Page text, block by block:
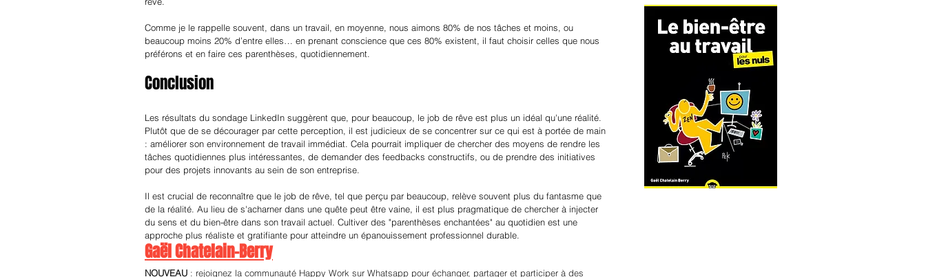
Comme je le rappelle souvent, dans un travail, en moyenne, nous aimons 80% de nos tâches et moins, ou
beaucoup moins 20% d’entre elles… en prenant conscience que ces 80% existent, il faut choisir celles que nous
préférons et en faire ces parenthèses, quotidiennement.
Conclusion
Les résultats du sondage LinkedIn suggèrent que, pour beaucoup, le job de rêve est plus un idéal qu'une réalité.
Plutôt que de se décourager par cette perception, il est judicieux de se concentrer sur ce qui est à portée de main
: améliorer son environnement de travail immédiat. Cela pourrait impliquer de chercher des moyens de rendre les
tâches quotidiennes plus intéressantes, de demander des feedbacks constructifs, ou de prendre des initiatives
pour des projets innovants au sein de son entreprise.
Il est crucial de reconnaître que le job de rêve, tel que perçu par beaucoup, relève souvent plus du fantasme que
de la réalité. Au lieu de s'acharner dans une quête peut être vaine, il est plus pragmatique de chercher à injecter
du sens et du bien-être dans son travail actuel. Cultiver des "parenthèses enchantées" au quotidien est une
approche plus réaliste et gratifiante pour atteindre un épanouissement professionnel durable.
Gaël Chatelain-Berry
NOUVEAU : rejoignez la communauté Happy Work sur Whatsapp pour échanger, partager et participer à des